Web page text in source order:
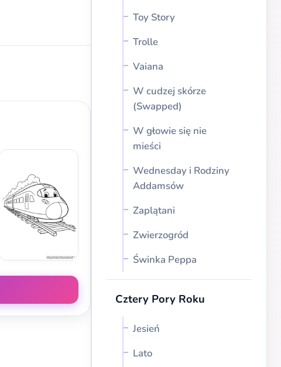
Toy Story
Trolle
Vaiana
W cudzej skórze
(Swapped)
W głowie się nie
mieści
Wednesday i Rodziny
Addamsów
Zaplątani
Zwierzogród
Świnka Peppa
Cztery Pory Roku
Jesień
Lato